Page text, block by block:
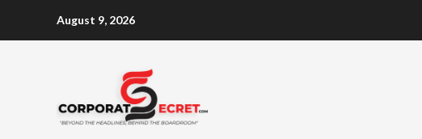
August 9, 2026